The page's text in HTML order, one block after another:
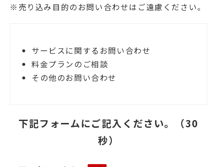
※売り込み目的のお問い合わせはご遠慮ください。
サービスに関するお問い合わせ
料金プランのご相談
その他のお問い合わせ
下記フォームにご記入ください。（30
秒）